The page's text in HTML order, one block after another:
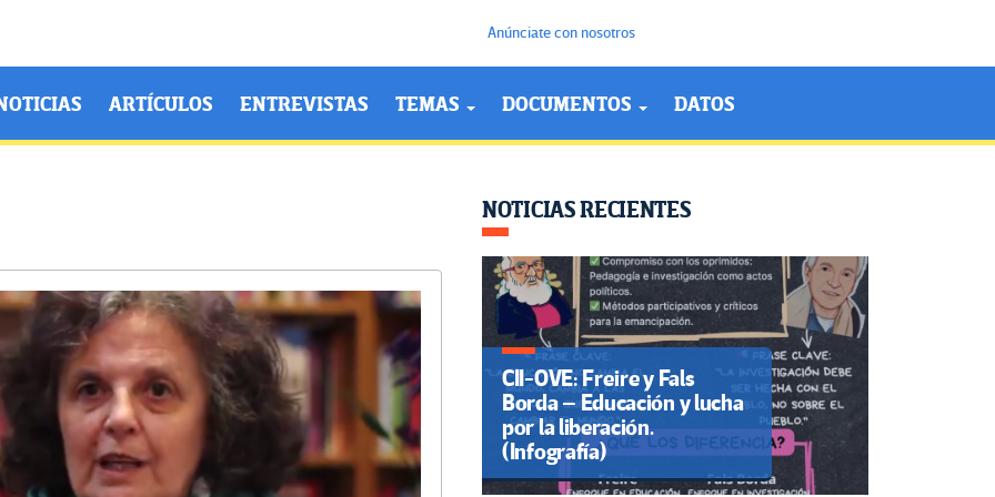
Anúnciate con nosotros
ARTÍCULOS ENTREVISTAS TEMAS DOCUMENTOS DATOS
NOTICIAS RECIENTES
CII-OVE: Freire y Fals
Borda – Educación y lucha
por la liberación.
(Infografía)